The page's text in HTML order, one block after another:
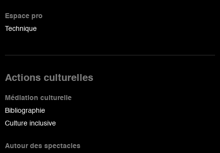
Espace pro
Technique
Actions culturelles
Médiation culturelle
Bibliographie
Culture inclusive
Autour des spectacles